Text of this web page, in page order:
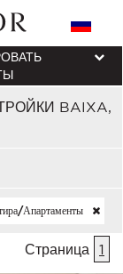
BAIXA,
апартаменты
Страница 1